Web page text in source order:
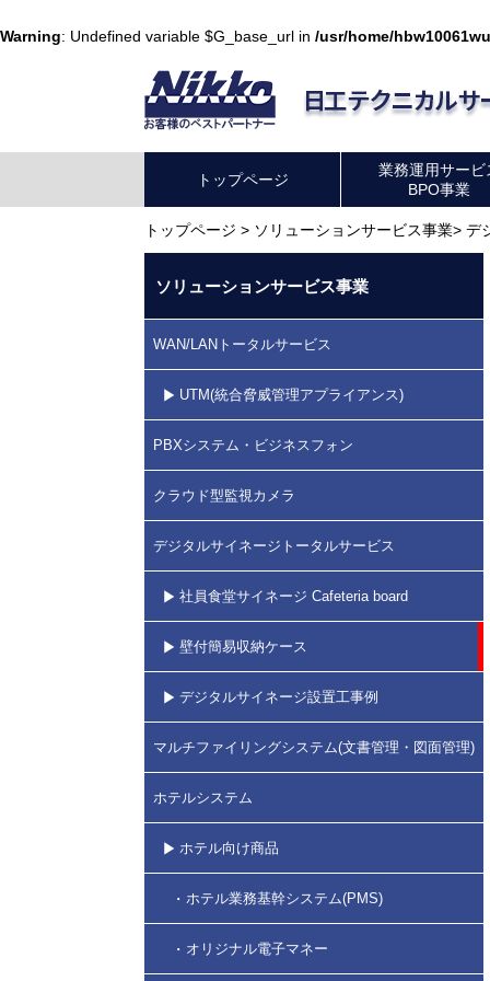
Warning: Undefined variable $G_base_url in /usr/home/
トップページ
業務運用サービ
BPO事業
トップページ > ソリューションサービス事業> デ
ソリューションサービス事業
WAN/LANトータルサービス
UTM(統合脅威管理アプライアンス)
PBXシステム・ビジネスフォン
クラウド型監視カメラ
デジタルサイネージトータルサービス
社員食堂サイネージ Cafeteria board
壁付簡易収納ケース
デジタルサイネージ設置工事例
マルチファイリングシステム(文書管理・図面管理)
ホテルシステム
ホテル向け商品
ホテル業務基幹システム(PMS)
オリジナル電子マネー